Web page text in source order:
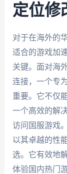
定位修
对于在海外的
适合的游戏加
关键。面对海
连接，一个专
重要。它不仅
一个高效的解
访问国服游戏
以其卓越的性
选。它有效地
体验国内热门游